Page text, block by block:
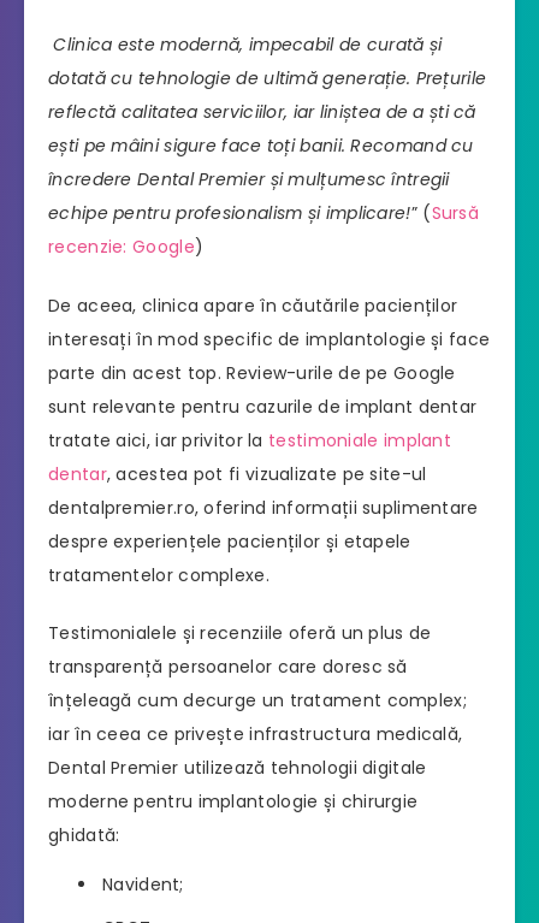
Clinica este modernă, impecabil de curată și
dotată cu tehnologie de ultimă generație. Prețurile
reflectă calitatea serviciilor, iar liniștea de a ști că
ești pe mâini sigure face toți banii. Recomand cu
încredere Dental Premier și mulțumesc întregii
echipe pentru profesionalism și implicare!” (Sursă
recenzie: Google)
De aceea, clinica apare în căutările pacienților
interesați în mod specific de implantologie și face
parte din acest top. Review-urile de pe Google
sunt relevante pentru cazurile de implant dentar
tratate aici, iar privitor la testimoniale implant
dentar, acestea pot fi vizualizate pe site-ul
dentalpremier.ro, oferind informații suplimentare
despre experiențele pacienților și etapele
tratamentelor complexe.
Testimonialele și recenziile oferă un plus de
transparență persoanelor care doresc să
înțeleagă cum decurge un tratament complex;
iar în ceea ce privește infrastructura medicală,
Dental Premier utilizează tehnologii digitale
moderne pentru implantologie și chirurgie
ghidată:
Navident;